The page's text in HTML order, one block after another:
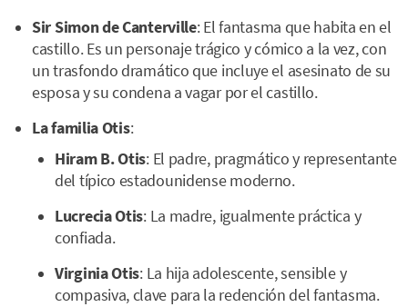
Sir Simon de Canterville: El fantasma que habita en el
castillo. Es un personaje trágico y cómico a la vez, con
un trasfondo dramático que incluye el asesinato de su
esposa y su condena a vagar por el castillo.
La familia Otis:
Hiram B. Otis: El padre, pragmático y representante
del típico estadounidense moderno.
Lucrecia Otis: La madre, igualmente práctica y
confiada.
Virginia Otis: La hija adolescente, sensible y
compasiva, clave para la redención del fantasma.